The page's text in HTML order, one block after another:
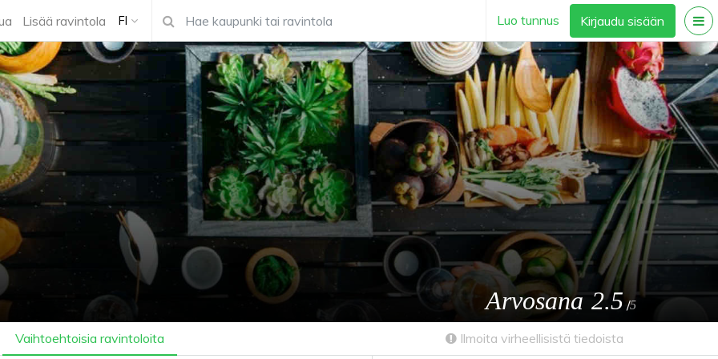
Lisää ravintola FI Luo tunnus Kirjaudu sisään
Arvosana 2.5 /5
Vaihtoehtoisia ravintoloita Ilmoita virheellisistä tiedoista